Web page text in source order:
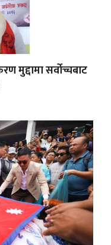
मुद्दामा सर्वोच्चबाट